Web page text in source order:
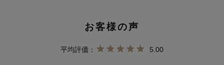
5.00